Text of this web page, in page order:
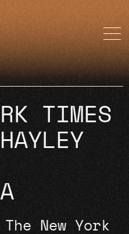
TIMES
New York